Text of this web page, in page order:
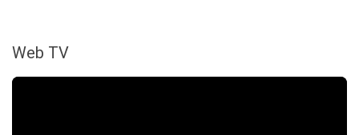
Web TV